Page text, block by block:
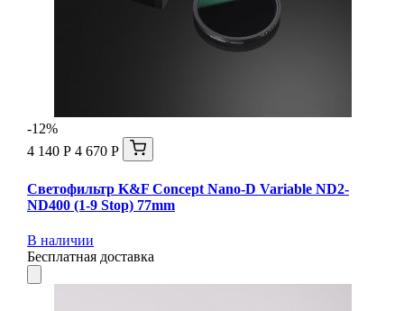
-12%
4 140 Р 4 670 Р
Светофильтр K&F Concept Nano-D Variable ND2-
ND400 (1-9 Stop) 77mm
В наличии
Бесплатная доставка